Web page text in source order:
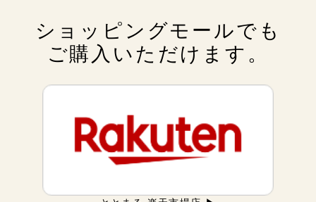
ショッピングモールでも
ご購入いただけます。